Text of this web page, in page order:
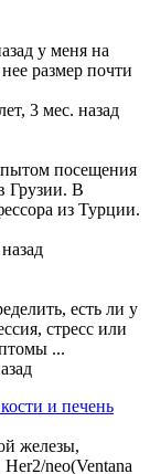
у меня на
размер почти
3 мес. назад
посещения
Грузии. В
из Турции.
есть ли у
стресс или
...
и печень
железы,
neo(Ventana